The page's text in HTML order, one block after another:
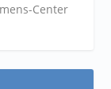
Center